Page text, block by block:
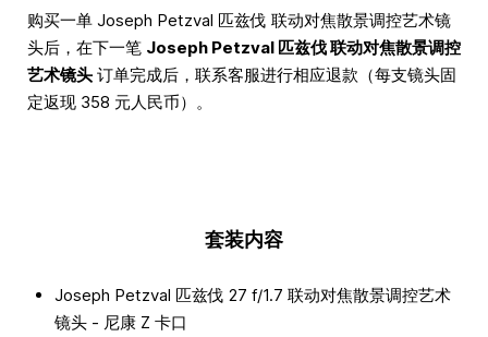
购买一单 Joseph Petzval 匹兹伐 联动对焦散景调控艺术镜
头后，在下一笔 Joseph Petzval 匹兹伐 联动对焦散景调控
艺术镜头 订单完成后，联系客服进行相应退款（每支镜头固
定返现 358 元人民币）。
套装内容
Joseph Petzval 匹兹伐 27 f/1.7 联动对焦散景调控艺术
镜头 - 尼康 Z 卡口